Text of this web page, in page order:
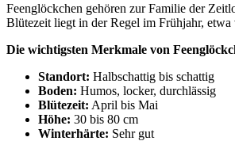
Feenglöckchen gehören zur Familie der
Blütezeit liegt in der Regel im Frühjahr,
Die wichtigsten Merkmale von
Standort: Halbschattig bis schattig
Boden: Humos, locker, durchlässig
Blütezeit: April bis Mai
Höhe: 30 bis 80 cm
Winterhärte: Sehr gut